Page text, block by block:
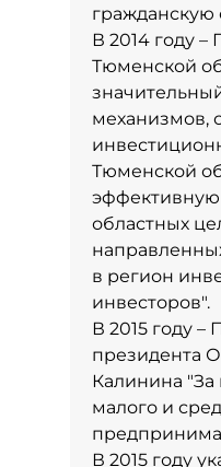
гражданскую
В 2014 году –
Тюменской
механизмов,
Тюменской
областных
в регион
инвесторов".
В 2015 году –
президента
Калинина "За
малого и
В 2015 году